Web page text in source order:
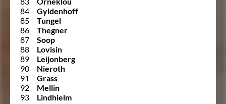
84
Gyldenhoff
85
Tungel
86
Thegner
87
Soop
88
Lovisin
89
Leijonberg
90
Nieroth
91
Grass
92
Mellin
93
Lindhielm